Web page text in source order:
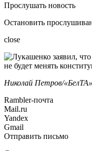
Прослушать новость
Остановить
close
Николай Петров/
Rambler-почта
Mail.ru
Yandex
Gmail
Отправить письмо